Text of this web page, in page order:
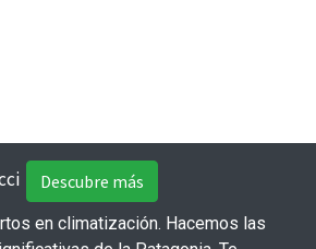
Descubre más
en climatización. Hacemos las